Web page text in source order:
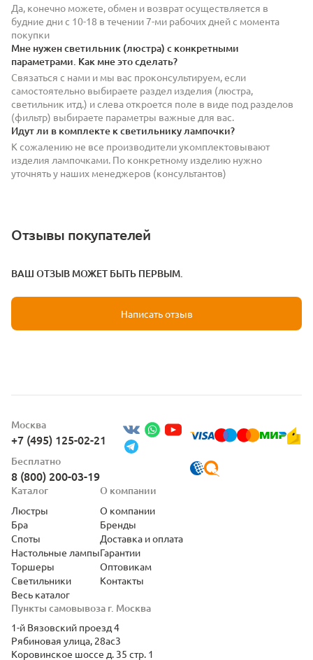
Да, конечно можете, обмен и возврат осуществляется в
будние дни с 10-18 в течении 7-ми рабочих дней с момента
покупки
Мне нужен светильник (люстра) с конкретными
параметрами. Как мне это сделать?
Связаться с нами и мы вас проконсультируем, если
самостоятельно выбираете раздел изделия (люстра,
светильник итд.) и слева откроется поле в виде под разделов
(фильтр) выбираете параметры важные для вас.
Идут ли в комплекте к светильнику лампочки?
К сожалению не все производители укомплектовывают
изделия лампочками. По конкретному изделию нужно
уточнять у наших менеджеров (консультантов)
Отзывы покупателей
ВАШ ОТЗЫВ МОЖЕТ БЫТЬ ПЕРВЫМ.
Написать отзыв
Москва
+7 (495) 125-02-21
Бесплатно
8 (800) 200-03-19
Пункты самовывоза г. Москва
1-й Вязовский проезд 4
Рябиновая улица, 28ас3
Коровинское шоссе д. 35 стр. 1
Каталог
Люстры
Бра
Споты
Настольные лампы
Торшеры
Светильники
Весь каталог
О компании
О компании
Бренды
Доставка и оплата
Гарантии
Оптовикам
Контакты